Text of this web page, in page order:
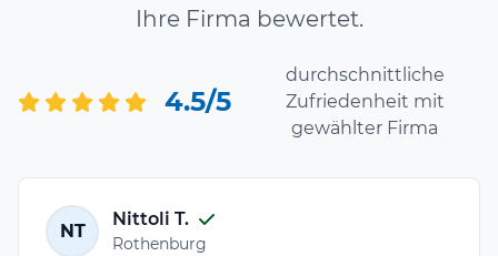
Ihre Firma bewertet.
4.5/5
durchschnittliche
Zufriedenheit mit
gewählter Firma
NT
Nittoli T.
Rothenburg